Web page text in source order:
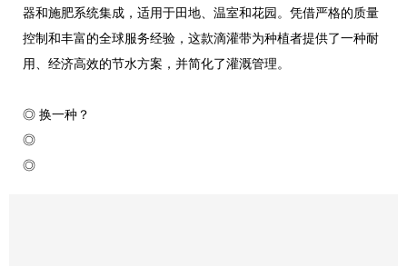
器和施肥系统集成，适用于田地、温室和花园。凭借严格的质量
控制和丰富的全球服务经验，这款滴灌带为种植者提供了一种耐
用、经济高效的节水方案，并简化了灌溉管理。
◎ 换一种？
◎
◎